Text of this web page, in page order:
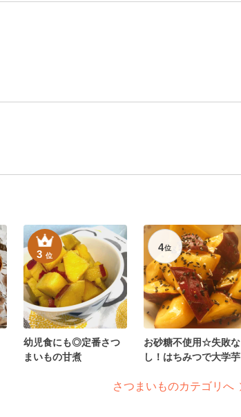
3位
幼児食にも◎定番さつ
まいもの甘煮
4位
お砂糖不使用☆失敗な
し！はちみつで大学芋
さつまいものカテゴリへ